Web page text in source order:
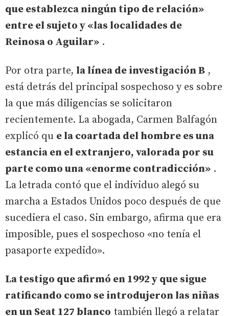
que establezca ningún tipo de relación»
entre el sujeto y «las localidades de
Reinosa o Aguilar» .
Por otra parte, la línea de investigación B ,
está detrás del principal sospechoso y es sobre
la que más diligencias se solicitaron
recientemente. La abogada, Carmen Balfagón
explicó qu e la coartada del hombre es una
estancia en el extranjero, valorada por su
parte como una «enorme contradicción» .
La letrada contó que el individuo alegó su
marcha a Estados Unidos poco después de que
sucediera el caso. Sin embargo, afirma que era
imposible, pues el sospechoso «no tenía el
pasaporte expedido».
La testigo que afirmó en 1992 y que sigue
ratificando como se introdujeron las niñas
en un Seat 127 blanco también llegó a relatar